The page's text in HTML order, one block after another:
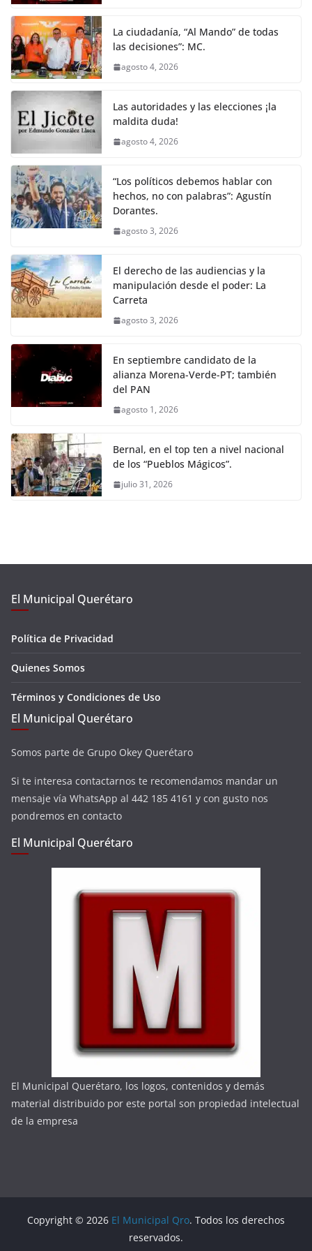
La ciudadanía, “Al Mando” de todas
las decisiones”: MC.
agosto 4, 2026
Las autoridades y las elecciones ¡la
maldita duda!
agosto 4, 2026
“Los políticos debemos hablar con
hechos, no con palabras”: Agustín
Dorantes.
agosto 3, 2026
El derecho de las audiencias y la
manipulación desde el poder: La
Carreta
agosto 3, 2026
En septiembre candidato de la
alianza Morena-Verde-PT; también
del PAN
agosto 1, 2026
Bernal, en el top ten a nivel nacional
de los “Pueblos Mágicos”.
julio 31, 2026
El Municipal Querétaro
Política de Privacidad
Quienes Somos
Términos y Condiciones de Uso
El Municipal Querétaro
Somos parte de Grupo Okey Querétaro
Si te interesa contactarnos te recomendamos mandar un
mensaje vía WhatsApp al 442 185 4161 y con gusto nos
pondremos en contacto
El Municipal Querétaro
El Municipal Querétaro, los logos, contenidos y demás
material distribuido por este portal son propiedad intelectual
de la empresa
Copyright © 2026 El Municipal Qro. Todos los derechos
reservados.